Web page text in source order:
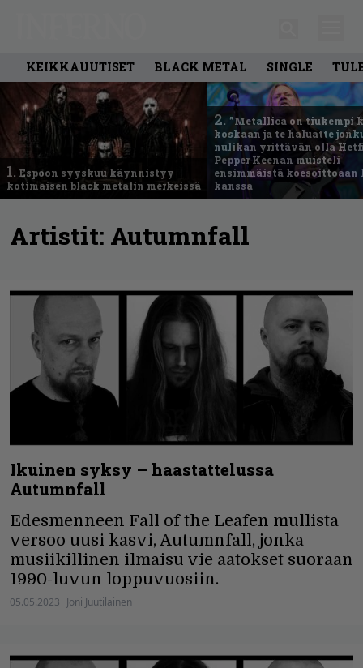
KEIKKAUUTISET BLACK METAL SINGLE
1. Espoon syyskuu käynnistyy
kotimaisen black metalin merkeissä
2. ”Metallica on tiukempi
koskaan ja te haluatte
nulikan yrittävän olla
Pepper Keenan muisteli
ensimmäistä
kanssa
Artistit: Autumnfall
Ikuinen syksy – haastattelussa
Autumnfall
Edesmenneen Fall of the Leafen mullista
versoo uusi kasvi, Autumnfall, jonka
musiikillinen ilmaisu vie aatokset suoraan
1990-luvun loppuvuosiin.
05.05.2023 Joni Juutilainen